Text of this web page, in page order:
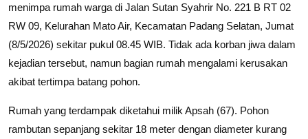
menimpa rumah warga di Jalan Sutan Syahrir No. 221 B RT 02
RW 09, Kelurahan Mato Air, Kecamatan Padang Selatan, Jumat
(8/5/2026) sekitar pukul 08.45 WIB. Tidak ada korban jiwa dalam
kejadian tersebut, namun bagian rumah mengalami kerusakan
akibat tertimpa batang pohon.
Rumah yang terdampak diketahui milik Apsah (67). Pohon
rambutan sepanjang sekitar 18 meter dengan diameter kurang